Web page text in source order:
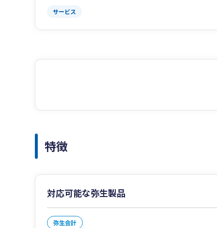
サービス
特徴
対応可能な弥生製品
弥生会計